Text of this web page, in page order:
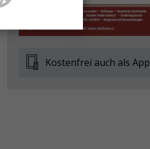
Kostenfrei auch als App